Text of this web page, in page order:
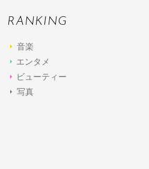
RANKING
音楽
エンタメ
ビューティー
写真